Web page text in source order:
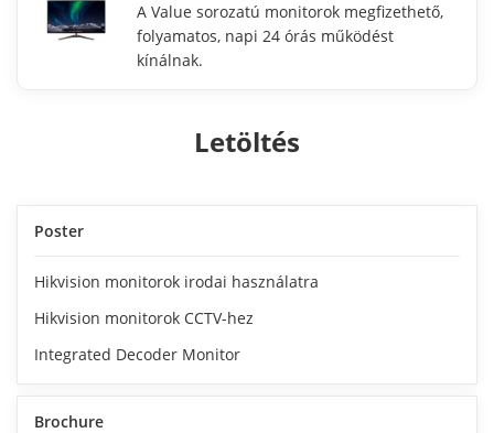
A Value sorozatú monitorok megfizethető,
folyamatos, napi 24 órás működést
kínálnak.
Letöltés
Poster
Hikvision monitorok irodai használatra
Hikvision monitorok CCTV-hez
Integrated Decoder Monitor
Brochure